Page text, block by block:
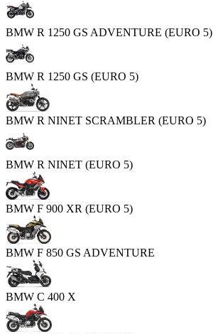
BMW R 1250 GS ADVENTURE (EURO 5)
BMW R 1250 GS (EURO 5)
BMW R NINET SCRAMBLER (EURO 5)
BMW R NINET (EURO 5)
BMW F 900 XR (EURO 5)
BMW F 850 GS ADVENTURE
BMW C 400 X